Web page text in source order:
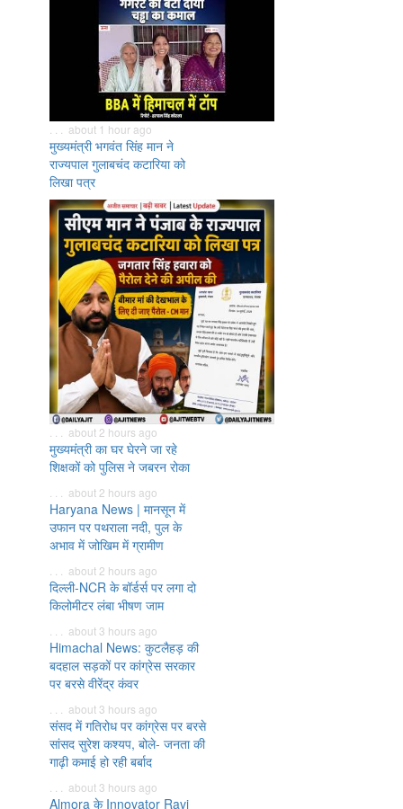
. . . about 1 hour ago
मुख्यमंत्री भगवंत सिंह मान ने
राज्यपाल गुलाबचंद कटारिया को
लिखा पत्र
. . . about 2 hours ago
मुख्यमंत्री का घर घेरने जा रहे
शिक्षकों को पुलिस ने जबरन रोका
. . . about 2 hours ago
Haryana News | मानसून में
उफान पर पथराला नदी, पुल के
अभाव में जोखिम में ग्रामीण
. . . about 2 hours ago
दिल्ली-NCR के बॉर्डर्स पर लगा दो
किलोमीटर लंबा भीषण जाम
. . . about 3 hours ago
Himachal News: कुटलैहड़ की
बदहाल सड़कों पर कांग्रेस सरकार
पर बरसे वीरेंद्र कंवर
. . . about 3 hours ago
संसद में गतिरोध पर कांग्रेस पर बरसे
सांसद सुरेश कश्यप, बोले- जनता की
गाढ़ी कमाई हो रही बर्बाद
. . . about 3 hours ago
Almora के Innovator Ravi